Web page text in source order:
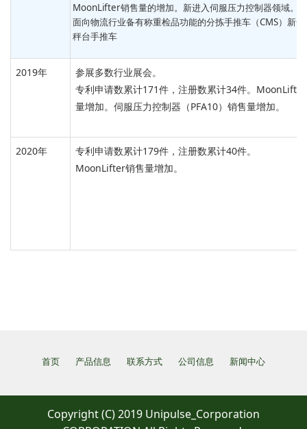
MoonLifter销售量的增加。新进入伺服压力控制器领域。
面向物流行业备有称重检品功能的分拣手推车（CMS）新
秤台手推车
2019年
参展多数行业展会。
专利申请数累计171件，注册数累计34件。
量增加。伺服压力控制器（PFA10）销售量增加。
2020年
专利申请数累计179件，注册数累计40件。
MoonLifter销售量增加。
首页 产品信息 联系方式 公司信息 新闻中心
Copyright (C) 2019 Unipulse_Corporation